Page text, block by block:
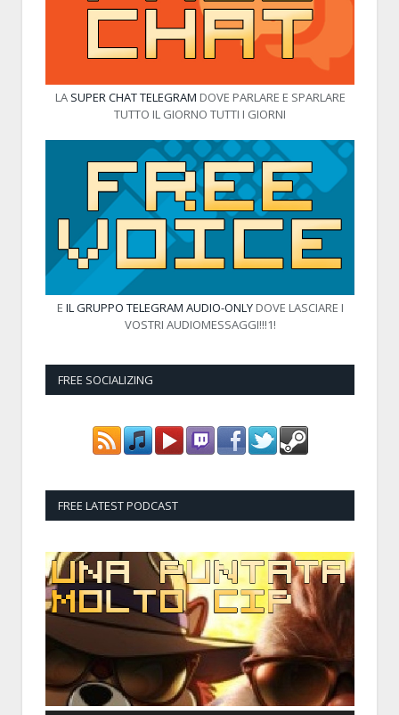
LA SUPER CHAT TELEGRAM DOVE PARLARE E SPARLARE
TUTTO IL GIORNO TUTTI I GIORNI
E IL GRUPPO TELEGRAM AUDIO-ONLYDOVE LASCIARE I
VOSTRI AUDIOMESSAGGI!!!1!
FREE SOCIALIZING
FREE LATEST PODCAST
Audio
Player